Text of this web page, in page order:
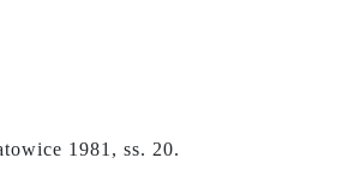
1981, ss. 20.